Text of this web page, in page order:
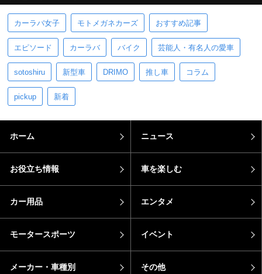
カーラバ女子 モトメガネカーズ おすすめ記事
エピソード カーラバ バイク 芸能人・有名人の愛車
sotoshiru 新型車 DRIMO 推し車 コラム
pickup 新着
ホーム ニュース
お役立ち情報 車を楽しむ
カー用品 エンタメ
モータースポーツ イベント
メーカー・車種別 その他